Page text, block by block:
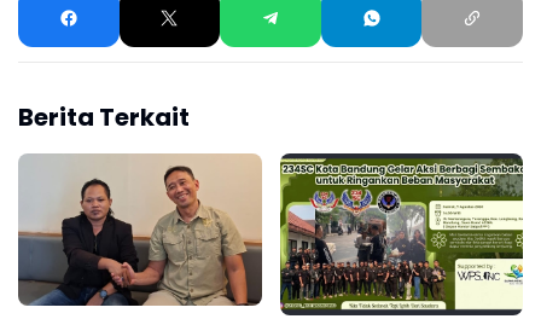
Berita Terkait